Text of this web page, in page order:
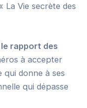
La Vie secrète des
rapport des
à accepter
donne à ses
qui dépasse